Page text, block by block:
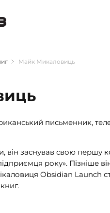
Художня література
Науково-популярна
(527)
(55)
Подарункові
Майк Микаловиць
письменник,
він заснував свою першу
року». Пізніше
Obsidian Launch